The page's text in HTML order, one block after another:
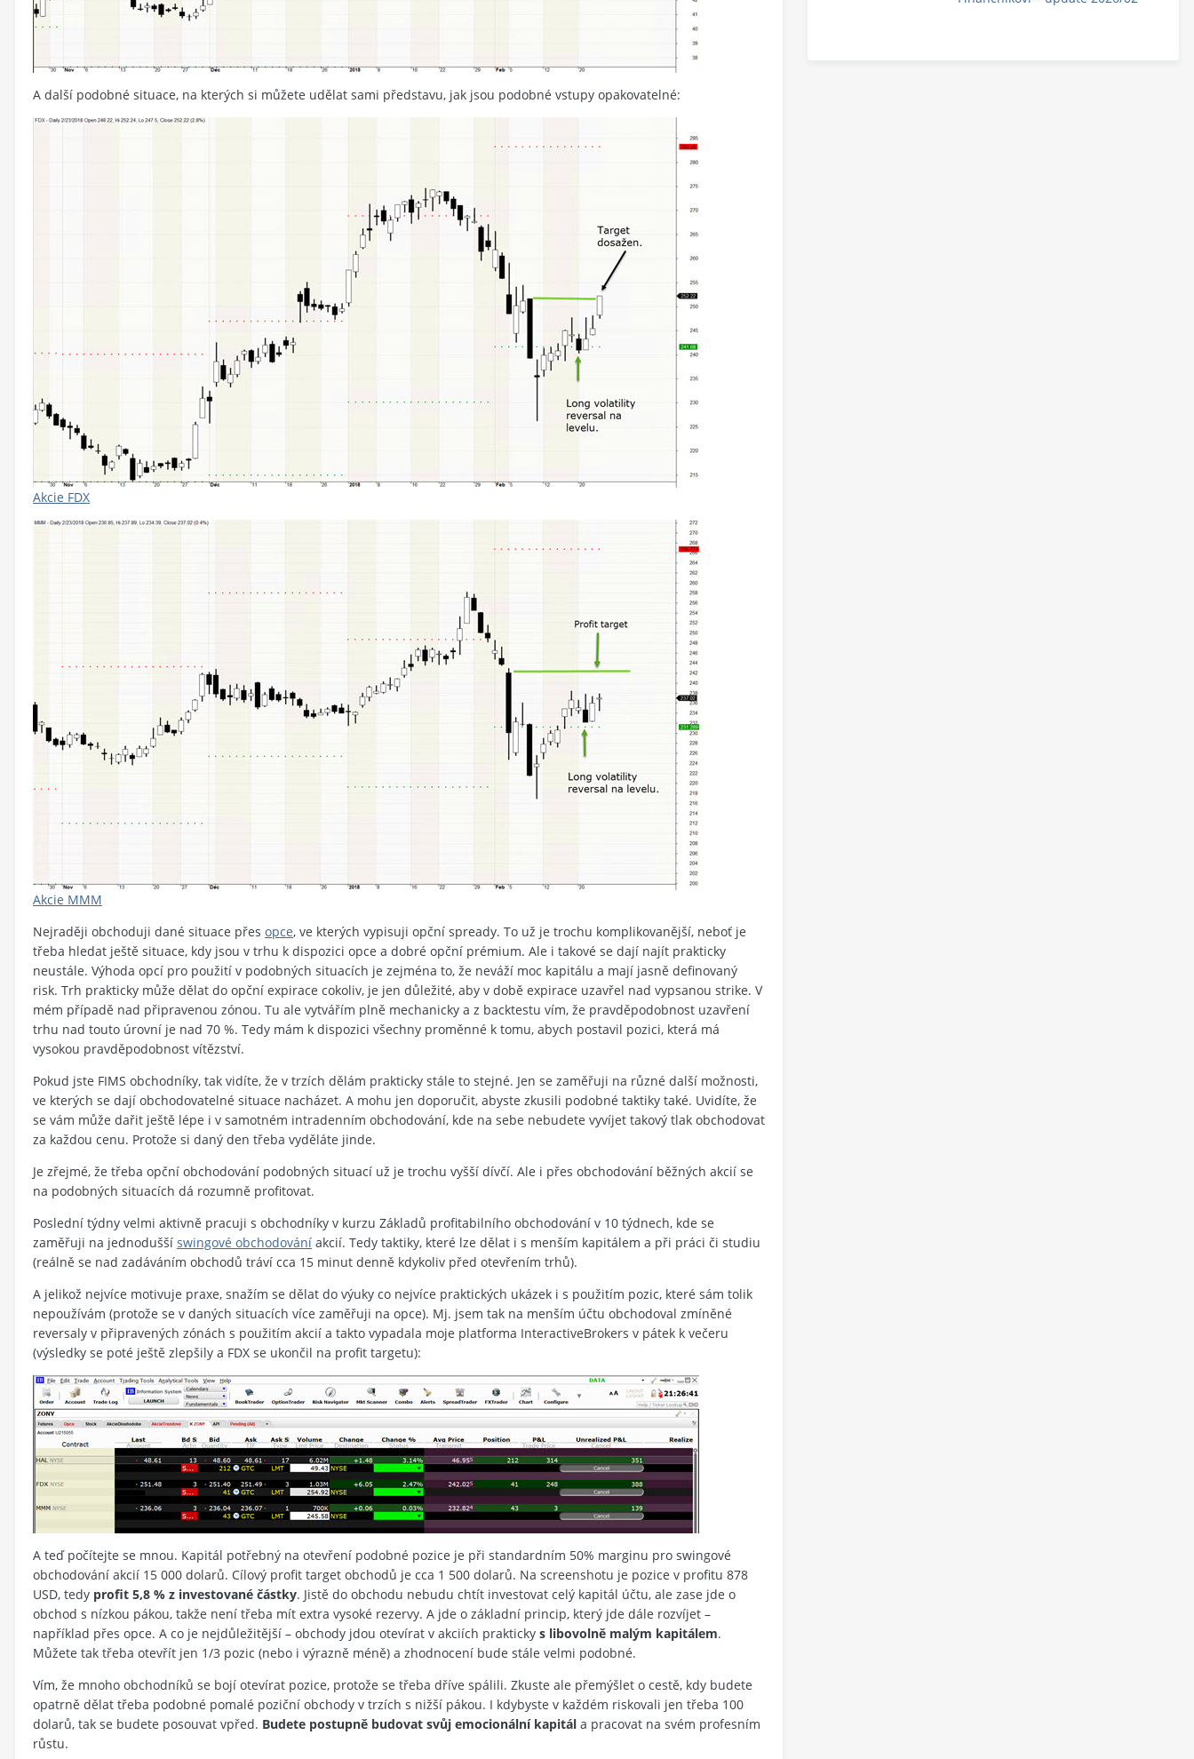
A další podobné situace, na kterých si můžete udělat sami představu, jak jsou podobné vstupy opakovatelné:
Akcie FDX
Akcie MMM
Nejraději obchoduji dané situace přes opce, ve kterých vypisuji opční spready. To už je trochu komplikovanější, neboť je
třeba hledat ještě situace, kdy jsou v trhu k dispozici opce a dobré opční prémium. Ale i takové se dají najít prakticky
neustále. Výhoda opcí pro použití v podobných situacích je zejména to, že neváží moc kapitálu a mají jasně definovaný
risk. Trh prakticky může dělat do opční expirace cokoliv, je jen důležité, aby v době expirace uzavřel nad vypsanou strike. V
mém případě nad připravenou zónou. Tu ale vytvářím plně mechanicky a z backtestu vím, že pravděpodobnost uzavření
trhu nad touto úrovní je nad 70 %. Tedy mám k dispozici všechny proměnné k tomu, abych postavil pozici, která má
vysokou pravděpodobnost vítězství.
Pokud jste FIMS obchodníky, tak vidíte, že v trzích dělám prakticky stále to stejné. Jen se zaměřuji na různé další možnosti,
ve kterých se dají obchodovatelné situace nacházet. A mohu jen doporučit, abyste zkusili podobné taktiky také. Uvidíte, že
se vám může dařit ještě lépe i v samotném intradenním obchodování, kde na sebe nebudete vyvíjet takový tlak obchodovat
za každou cenu. Protože si daný den třeba vyděláte jinde.
Je zřejmé, že třeba opční obchodování podobných situací už je trochu vyšší dívčí. Ale i přes obchodování běžných akcií se
na podobných situacích dá rozumně profitovat.
Poslední týdny velmi aktivně pracuji s obchodníky v kurzu Základů profitabilního obchodování v 10 týdnech, kde se
zaměřuji na jednodušší swingové obchodování akcií. Tedy taktiky, které lze dělat i s menším kapitálem a při práci či studiu
(reálně se nad zadáváním obchodů tráví cca 15 minut denně kdykoliv před otevřením trhů).
A jelikož nejvíce motivuje praxe, snažím se dělat do výuky co nejvíce praktických ukázek i s použitím pozic, které sám tolik
nepoužívám (protože se v daných situacích více zaměřuji na opce). Mj. jsem tak na menším účtu obchodoval zmíněné
reversaly v připravených zónách s použitím akcií a takto vypadala moje platforma InteractiveBrokers v pátek k večeru
(výsledky se poté ještě zlepšily a FDX se ukončil na profit targetu):
A teď počítejte se mnou. Kapitál potřebný na otevření podobné pozice je při standardním 50% marginu pro swingové
obchodování akcií 15 000 dolarů. Cílový profit target obchodů je cca 1 500 dolarů. Na screenshotu je pozice v profitu 878
USD, tedy profit 5,8 % z investované částky. Jistě do obchodu nebudu chtít investovat celý kapitál účtu, ale zase jde o
obchod s nízkou pákou, takže není třeba mít extra vysoké rezervy. A jde o základní princip, který jde dále rozvíjet –
například přes opce. A co je nejdůležitější – obchody jdou otevírat v akciích prakticky s libovolně malým kapitálem.
Můžete tak třeba otevřít jen 1/3 pozic (nebo i výrazně méně) a zhodnocení bude stále velmi podobné.
Vím, že mnoho obchodníků se bojí otevírat pozice, protože se třeba dříve spálili. Zkuste ale přemýšlet o cestě, kdy budete
opatrně dělat třeba podobné pomalé poziční obchody v trzích s nižší pákou. I kdybyste v každém riskovali jen třeba 100
dolarů, tak se budete posouvat vpřed. Budete postupně budovat svůj emocionální kapitál a pracovat na svém profesním
růstu.